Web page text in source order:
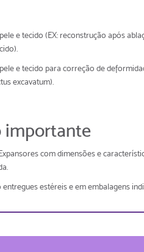
e tecido (EX: reconstrução após
e tecido para correção de
excavatum).
importante
com dimensões e
estéreis e em embalagens